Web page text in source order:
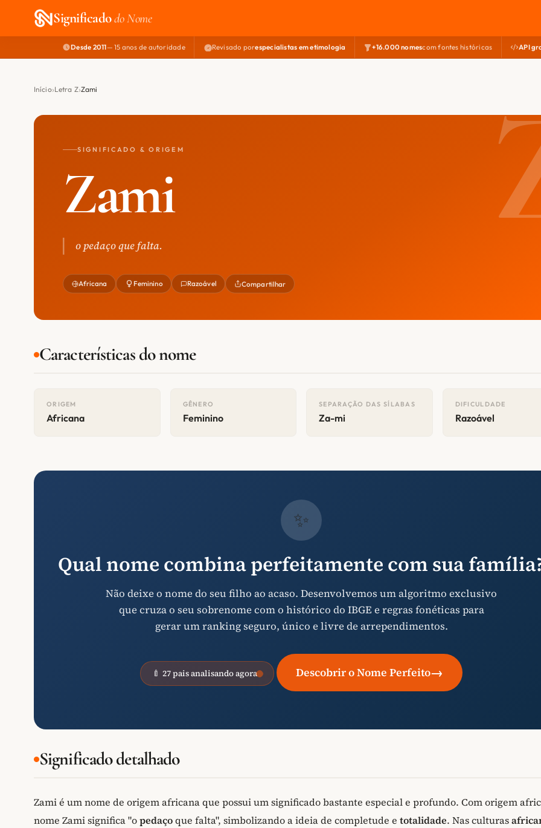
Significadodo Nome
Desde 2011— 15 anos de autoridade Revisado porespecialistas em etimologia +16.000 nomescom fontes históricas API
Início Letra Z Zami
SIGNIFICADO & ORIGEM
Zami
o pedaço que falta.
Africana Feminino Razoável Compartilhar
Características do nome
ORIGEM
Africana
GÊNERO
Feminino
SEPARAÇÃO DAS SÍLABAS
Za-mi
DIFICULDADE
Razoável
✨
Qual nome combina perfeitamente com sua
Não deixe o nome do seu filho ao acaso. Desenvolvemos um algoritmo exclusivo
que cruza o seu sobrenome com o histórico do IBGE e regras fonéticas para
gerar um ranking seguro, único e livre de arrependimentos.
🍼 27 pais analisando agora Descobrir o Nome Perfeito→
Significado detalhado
Zami é um nome de origem africana que possui um significado bastante especial e profundo. Com origem
nome Zami significa "opedaçoque falta", simbolizando a ideia de completude e totalidade. Nas culturas